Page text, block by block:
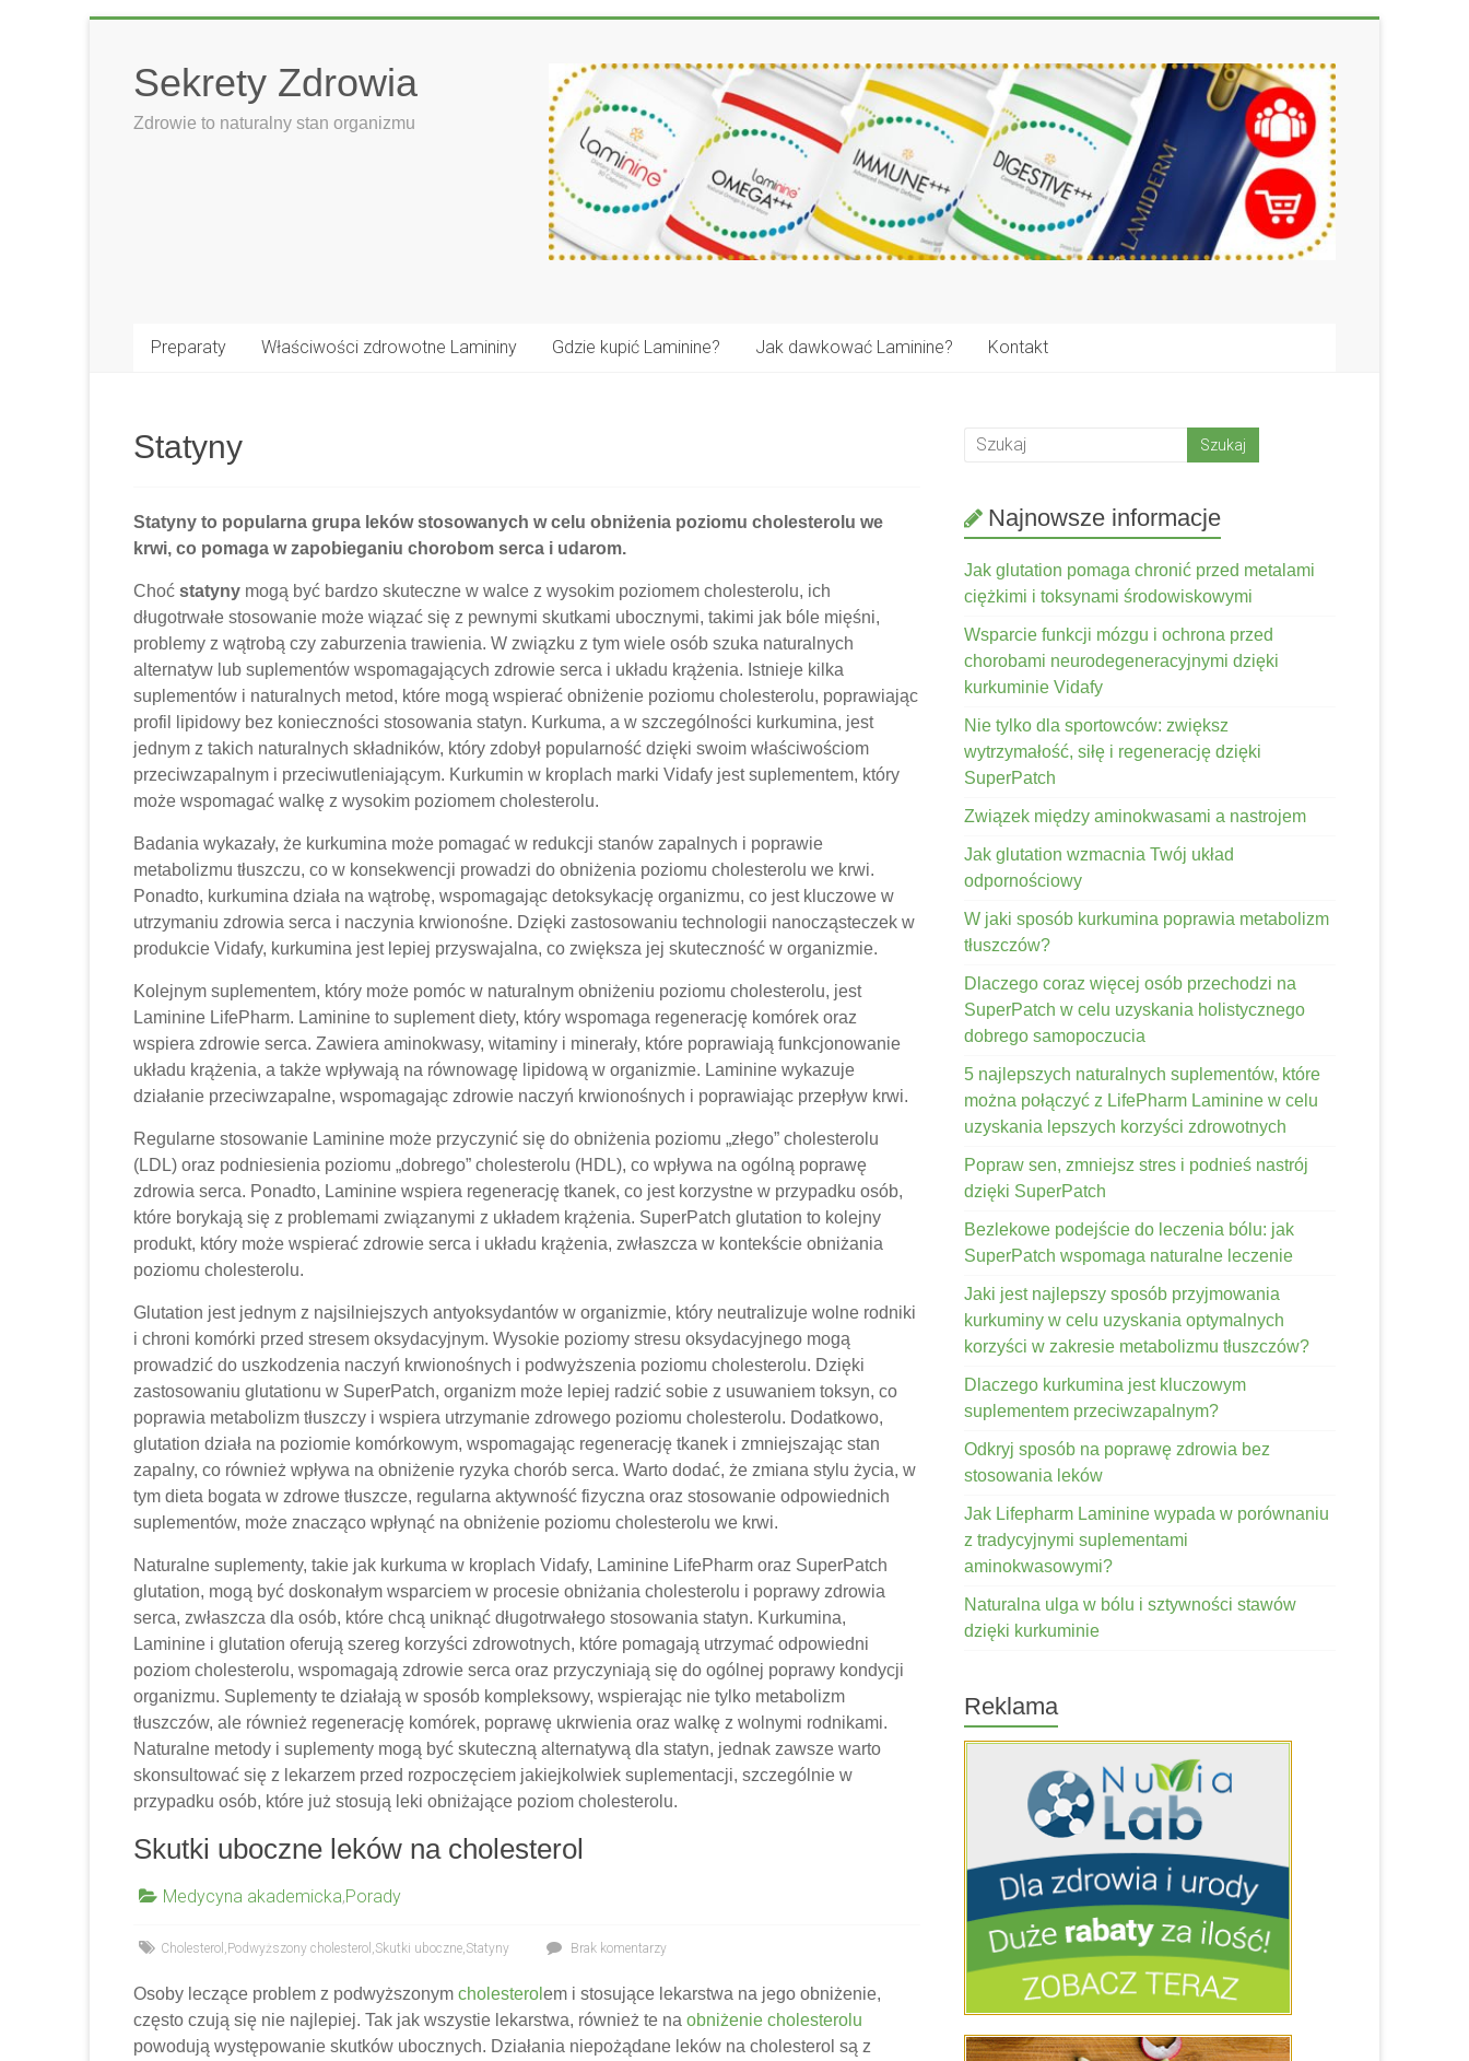
contentSekrety Zdrowia
Zdrowie to naturalny stan organizmu
Preparaty Właściwości zdrowotne Lamininy Gdzie kupić Laminine? Jak dawkować Laminine? Kontakt
Statyny
Statyny to popularna grupa leków stosowanych w celu obniżenia poziomu cholesterolu we
krwi, co pomaga w zapobieganiu chorobom serca i udarom.
Choć statyny mogą być bardzo skuteczne w walce z wysokim poziomem cholesterolu, ich
długotrwałe stosowanie może wiązać się z pewnymi skutkami ubocznymi, takimi jak bóle mięśni,
problemy z wątrobą czy zaburzenia trawienia. W związku z tym wiele osób szuka naturalnych
alternatyw lub suplementów wspomagających zdrowie serca i układu krążenia. Istnieje kilka
suplementów i naturalnych metod, które mogą wspierać obniżenie poziomu cholesterolu, poprawiając
profil lipidowy bez konieczności stosowania statyn. Kurkuma, a w szczególności kurkumina, jest
jednym z takich naturalnych składników, który zdobył popularność dzięki swoim właściwościom
przeciwzapalnym i przeciwutleniającym. Kurkumin w kroplach marki Vidafy jest suplementem, który
może wspomagać walkę z wysokim poziomem cholesterolu.
Badania wykazały, że kurkumina może pomagać w redukcji stanów zapalnych i poprawie
metabolizmu tłuszczu, co w konsekwencji prowadzi do obniżenia poziomu cholesterolu we krwi.
Ponadto, kurkumina działa na wątrobę, wspomagając detoksykację organizmu, co jest kluczowe w
utrzymaniu zdrowia serca i naczynia krwionośne. Dzięki zastosowaniu technologii nanocząsteczek w
produkcie Vidafy, kurkumina jest lepiej przyswajalna, co zwiększa jej skuteczność w organizmie.
Kolejnym suplementem, który może pomóc w naturalnym obniżeniu poziomu cholesterolu, jest
Laminine LifePharm. Laminine to suplement diety, który wspomaga regenerację komórek oraz
wspiera zdrowie serca. Zawiera aminokwasy, witaminy i minerały, które poprawiają funkcjonowanie
układu krążenia, a także wpływają na równowagę lipidową w organizmie. Laminine wykazuje
działanie przeciwzapalne, wspomagając zdrowie naczyń krwionośnych i poprawiając przepływ krwi.
Regularne stosowanie Laminine może przyczynić się do obniżenia poziomu „złego” cholesterolu
(LDL) oraz podniesienia poziomu „dobrego” cholesterolu (HDL), co wpływa na ogólną poprawę
zdrowia serca. Ponadto, Laminine wspiera regenerację tkanek, co jest korzystne w przypadku osób,
które borykają się z problemami związanymi z układem krążenia. SuperPatch glutation to kolejny
produkt, który może wspierać zdrowie serca i układu krążenia, zwłaszcza w kontekście obniżania
poziomu cholesterolu.
Glutation jest jednym z najsilniejszych antyoksydantów w organizmie, który neutralizuje wolne rodniki
i chroni komórki przed stresem oksydacyjnym. Wysokie poziomy stresu oksydacyjnego mogą
prowadzić do uszkodzenia naczyń krwionośnych i podwyższenia poziomu cholesterolu. Dzięki
zastosowaniu glutationu w SuperPatch, organizm może lepiej radzić sobie z usuwaniem toksyn, co
poprawia metabolizm tłuszczy i wspiera utrzymanie zdrowego poziomu cholesterolu. Dodatkowo,
glutation działa na poziomie komórkowym, wspomagając regenerację tkanek i zmniejszając stan
zapalny, co również wpływa na obniżenie ryzyka chorób serca. Warto dodać, że zmiana stylu życia, w
tym dieta bogata w zdrowe tłuszcze, regularna aktywność fizyczna oraz stosowanie odpowiednich
suplementów, może znacząco wpłynąć na obniżenie poziomu cholesterolu we krwi.
Naturalne suplementy, takie jak kurkuma w kroplach Vidafy, Laminine LifePharm oraz SuperPatch
glutation, mogą być doskonałym wsparciem w procesie obniżania cholesterolu i poprawy zdrowia
serca, zwłaszcza dla osób, które chcą uniknąć długotrwałego stosowania statyn. Kurkumina,
Laminine i glutation oferują szereg korzyści zdrowotnych, które pomagają utrzymać odpowiedni
poziom cholesterolu, wspomagają zdrowie serca oraz przyczyniają się do ogólnej poprawy kondycji
organizmu. Suplementy te działają w sposób kompleksowy, wspierając nie tylko metabolizm
tłuszczów, ale również regenerację komórek, poprawę ukrwienia oraz walkę z wolnymi rodnikami.
Naturalne metody i suplementy mogą być skuteczną alternatywą dla statyn, jednak zawsze warto
skonsultować się z lekarzem przed rozpoczęciem jakiejkolwiek suplementacji, szczególnie w
przypadku osób, które już stosują leki obniżające poziom cholesterolu.
Skutki uboczne leków na cholesterol
Medycyna akademicka,Porady
Cholesterol , Podwyższony cholesterol ,Skutki uboczne,Statyny Brak komentarzy
Osoby leczące problem z podwyższonym cholesterol em i stosujące lekarstwa na jego obniżenie,
często czują się nie najlepiej. Tak jak wszystie lekarstwa, również te na obniżenie cholesterolu
powodują występowanie skutków ubocznych. Działania niepożądane leków na cholesterol są z
Najnowsze informacje
Jak glutation pomaga chronić przed metalami
ciężkimi i toksynami środowiskowymi
Wsparcie funkcji mózgu i ochrona przed
chorobami neurodegeneracyjnymi dzięki
kurkuminie Vidafy
Nie tylko dla sportowców: zwiększ
wytrzymałość, siłę i regenerację dzięki
SuperPatch
Związek między aminokwasami a nastrojem
Jak glutation wzmacnia Twój układ
odpornościowy
W jaki sposób kurkumina poprawia metabolizm
tłuszczów?
Dlaczego coraz więcej osób przechodzi na
SuperPatch w celu uzyskania holistycznego
dobrego samopoczucia
5 najlepszych naturalnych suplementów, które
można połączyć z LifePharm Laminine w celu
uzyskania lepszych korzyści zdrowotnych
Popraw sen, zmniejsz stres i podnieś nastrój
dzięki SuperPatch
Bezlekowe podejście do leczenia bólu: jak
SuperPatch wspomaga naturalne leczenie
Jaki jest najlepszy sposób przyjmowania
kurkuminy w celu uzyskania optymalnych
korzyści w zakresie metabolizmu tłuszczów?
Dlaczego kurkumina jest kluczowym
suplementem przeciwzapalnym?
Odkryj sposób na poprawę zdrowia bez
stosowania leków
Jak Lifepharm Laminine wypada w porównaniu
z tradycyjnymi suplementami
aminokwasowymi?
Naturalna ulga w bólu i sztywności stawów
dzięki kurkuminie
Reklama